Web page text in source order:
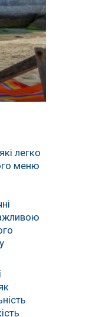
легко
меню